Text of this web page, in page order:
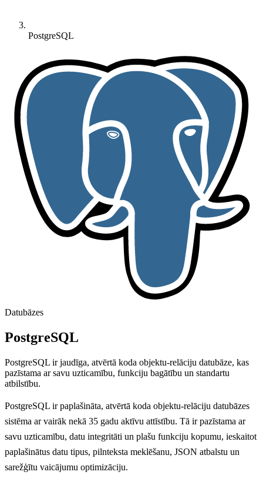
PostgreSQL
Datubāzes
PostgreSQL
PostgreSQL ir jaudīga, atvērtā koda objektu-relāciju datubāze, kas
pazīstama ar savu uzticamību, funkciju bagātību un standartu
atbilstību.
PostgreSQL ir paplašināta, atvērtā koda objektu-relāciju datubāzes
sistēma ar vairāk nekā 35 gadu aktīvu attīstību. Tā ir pazīstama ar
savu uzticamību, datu integritāti un plašu funkciju kopumu, ieskaitot
paplašinātus datu tipus, pilnteksta meklēšanu, JSON atbalstu un
sarežģītu vaicājumu optimizāciju.